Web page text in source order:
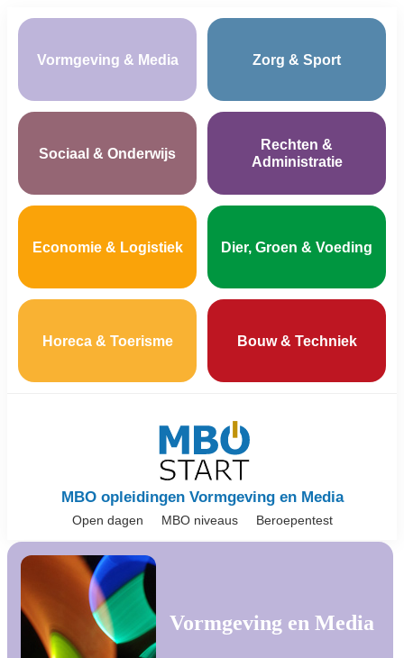
Vormgeving & Media Zorg & Sport
Sociaal & Onderwijs
Rechten &
Administratie
Economie & Logistiek Dier, Groen & Voeding
Horeca & Toerisme Bouw & Techniek
MBO opleidingen Vormgeving en Media
Open dagen MBO niveaus Beroepentest
Vormgeving en Media